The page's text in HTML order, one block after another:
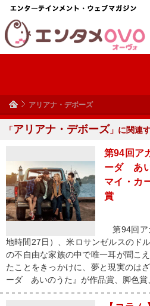
アリアナ・デボーズ
「アリアナ・デボーズ 」に関連
第94回ア
ーダ あ
マイ・カ
賞
第94回ア
地時間27日）、米ロサンゼルスのド
の不自由な家族の中で唯一耳が聞こ
たことをきっかけに、夢と現実のは
ーダ あいのうた』が作品賞、脚色賞